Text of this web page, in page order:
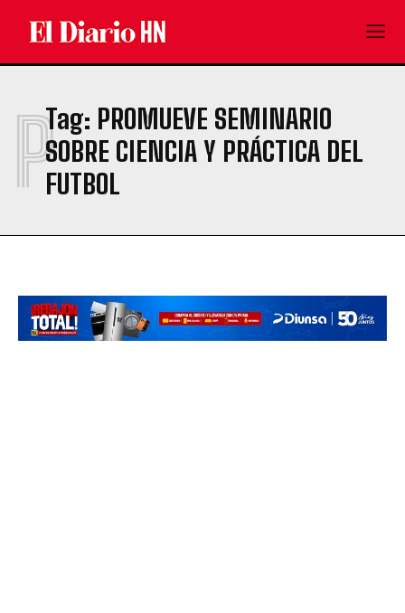
Tag: PROMUEVE SEMINARIO
SOBRE CIENCIA Y PRÁCTICA DEL
FUTBOL
P